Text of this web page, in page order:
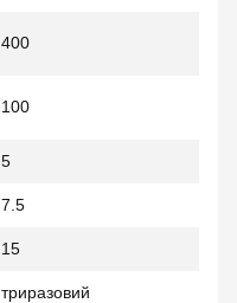
400
100
5
7.5
15
триразовий